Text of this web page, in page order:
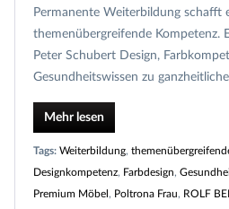
Permanente Weiterbildung schafft
themenübergreifende Kompetenz.
Peter Schubert Design,
Gesundheitswissen zu
Mehr lesen
Tags: Weiterbildung,
Designkompetenz, Farbdesign,
Premium Möbel, Poltrona Frau, ROLF